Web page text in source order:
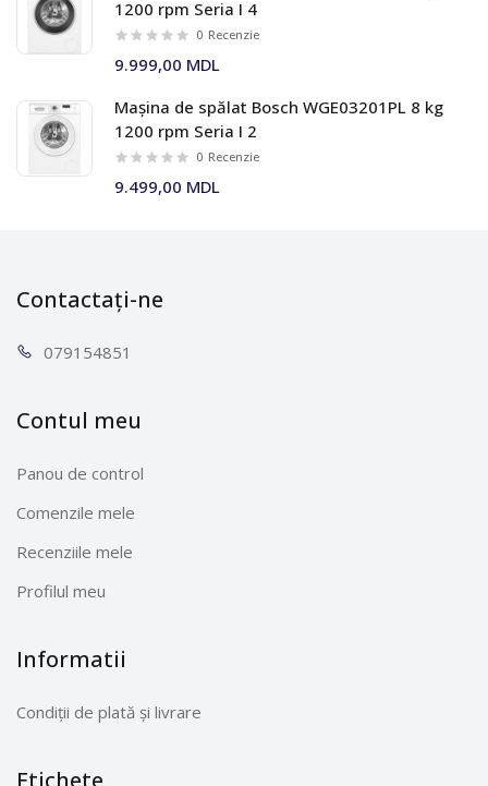
1200 rpm Seria I 4
0 Recenzie
9.999,00 MDL
Mașina de spălat Bosch WGE03201PL 8 kg
1200 rpm Seria I 2
0 Recenzie
9.499,00 MDL
Contactați-ne
0791 54851
Contul meu
Panou de control
Comenzile mele
Recenziile mele
Profilul meu
Informatii
Condiții de plată și livrare
Etichete